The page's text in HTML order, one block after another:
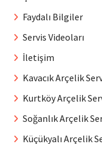
Faydalı Bilgiler
Servis Videoları
İletişim
Kavacık Arçelik
Kurtköy Arçelik
Soğanlık Arçelik
Küçükyalı Arçelik